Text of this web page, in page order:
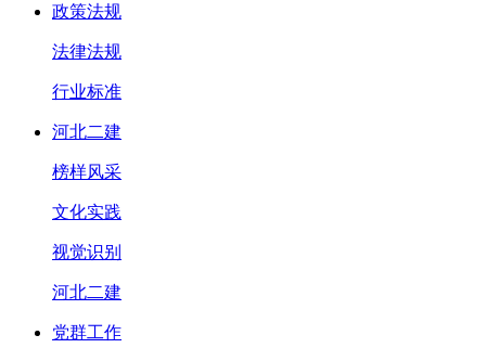
政策法规
法律法规
行业标准
河北二建
榜样风采
文化实践
视觉识别
河北二建
党群工作